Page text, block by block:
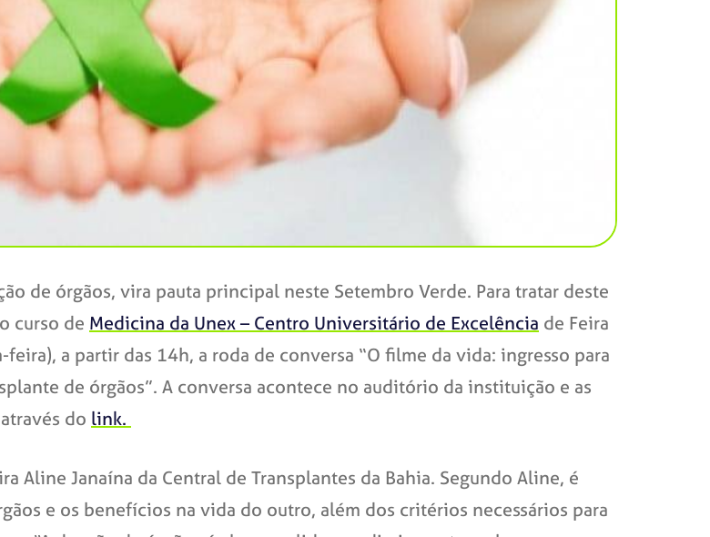
de órgãos, vira pauta principal neste Setembro Verde. Para tratar deste
curso de Medicina da Unex – Centro Universitário de Excelência de Feira
a partir das 14h, a roda de conversa “O filme da vida: ingresso para
de órgãos”. A conversa acontece no auditório da instituição e as
do link.
Aline Janaína da Central de Transplantes da Bahia. Segundo Aline, é
e os benefícios na vida do outro, além dos critérios necessários para